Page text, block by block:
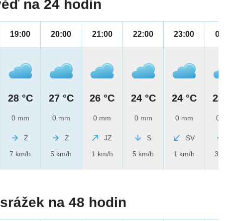
na 24 hodin
19:00
28 °C
0 mm
Z
7 km/h
20:00
27 °C
0 mm
Z
5 km/h
21:00
26 °C
0 mm
JZ
1 km/h
22:00
24 °C
0 mm
S
5 km/h
23:00
24 °C
0 mm
SV
1 km/h
00:00
23 °C
0 mm
3 km/h
na 48 hodin